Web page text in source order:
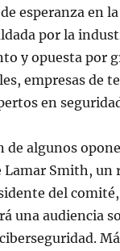
esperanza en
por la
y opuesta por
empresas de
en
de algunos
Smith, un
del
una audiencia